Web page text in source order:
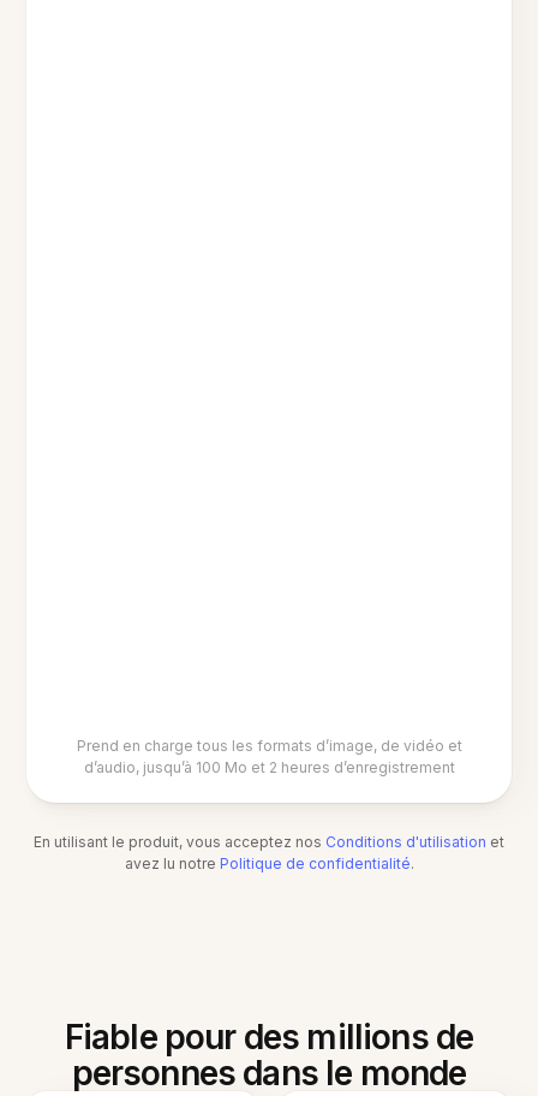
Prend en charge tous les formats d’image, de vidéo et
d’audio, jusqu’à 100 Mo et 2 heures d’enregistrement
En utilisant le produit, vous acceptez nos Conditions d'utilisation et
avez lu notre Politique de confidentialité.
Fiable pour des millions de
personnes dans le monde